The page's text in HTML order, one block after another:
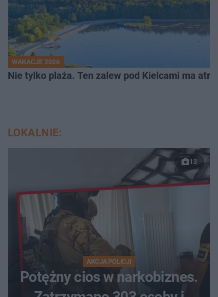
WAKACJE 2026
Nie tylko plaża. Ten zalew pod Kielcami ma
LOKALNIE:
13
AKCJA POLICJI
Potężny cios w narkobiznes.